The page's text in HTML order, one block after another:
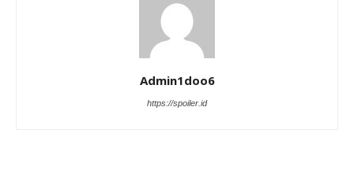
Admin1doo6
https://spoiler.id